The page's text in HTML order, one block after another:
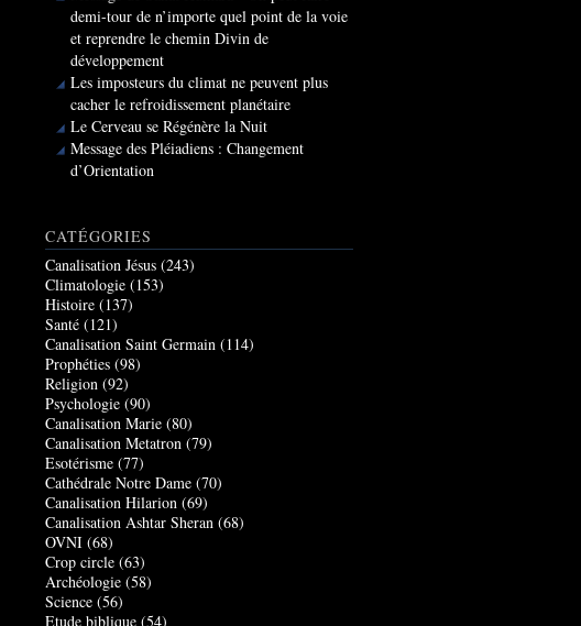
demi-tour de n’importe quel point de la voie
et reprendre le chemin Divin de
développement
Les imposteurs du climat ne peuvent plus
cacher le refroidissement planétaire
Le Cerveau se Régénère la Nuit
Message des Pléiadiens : Changement
d’Orientation
CATÉGORIES
Canalisation Jésus (243)
Climatologie (153)
Histoire (137)
Santé (121)
Canalisation Saint Germain (114)
Prophéties (98)
Religion (92)
Psychologie (90)
Canalisation Marie (80)
Canalisation Metatron (79)
Esotérisme (77)
Cathédrale Notre Dame (70)
Canalisation Hilarion (69)
Canalisation Ashtar Sheran (68)
OVNI (68)
Crop circle (63)
Archéologie (58)
Science (56)
Etude biblique (54)